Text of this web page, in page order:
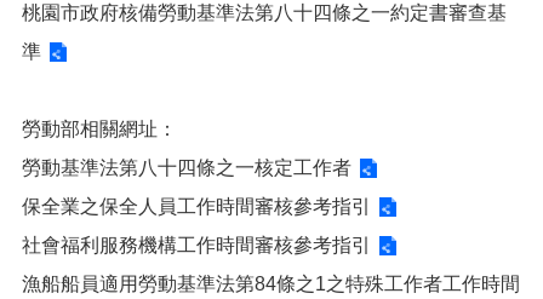
頁
網
導
覽
政
信
桃園市政府核備勞動基準法第八十四條之一約定書審查基
準
勞動部相關網址：
勞動基準法第八十四條之一核定工作者
保全業之保全人員工作時間審核參考指引
社會福利服務機構工作時間審核參考指引
漁船船員適用勞動基準法第84條之1之特殊工作者工作時間